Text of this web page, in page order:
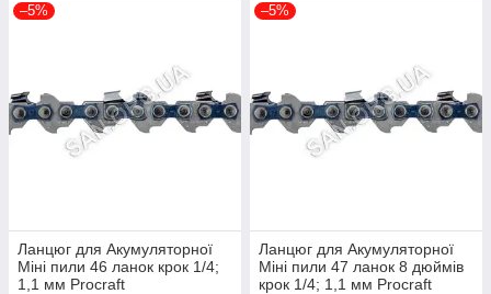
–5%
Ланцюг для Акумуляторної
Міні пили 46 ланок крок 1/4;
1,1 мм Procraft
–5%
Ланцюг для Акумуляторної
Міні пили 47 ланок 8 дюймів
крок 1/4; 1,1 мм Procraft